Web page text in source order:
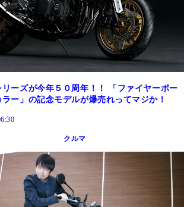
リーズが今年５０周年！！ 「ファイヤーボー
ー」の記念モデルが爆売れってマジか！
クルマ